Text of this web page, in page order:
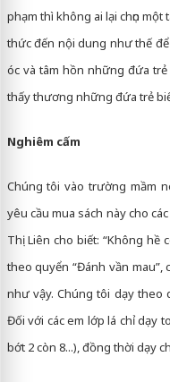
phạm thì không ai lại chọn
thức đến nội dung như thế để
óc và tâm hồn những đứa
thấy thương những đứa trẻ
Nghiêm cấm
Chúng tôi vào trường mầm
yêu cầu mua sách này cho
Thị Liên cho biết: “Không hề
theo quyển “Đánh vần
như vậy. Chúng tôi dạy theo
Đối với các em lớp lá chỉ dạy
bớt 2 còn 8...), đồng thời dạy